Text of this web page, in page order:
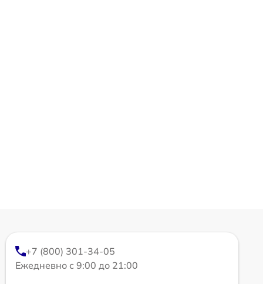
+7 (800) 301-34-05
Ежедневно с 9:00 до 21:00